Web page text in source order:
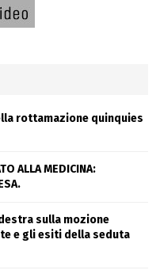
rottamazione quinquies
ALLA MEDICINA:
sulla mozione
e gli esiti della seduta